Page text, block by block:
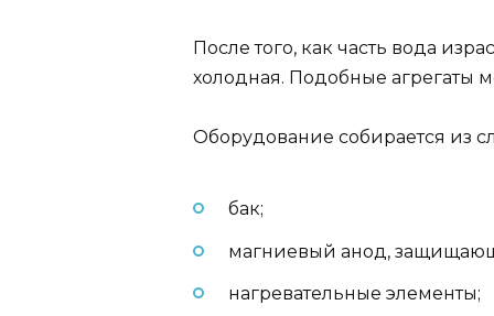
После того, как часть вода
холодная. Подобные агрегаты
Оборудование собирается из
бак;
магниевый анод,
нагревательные элементы;